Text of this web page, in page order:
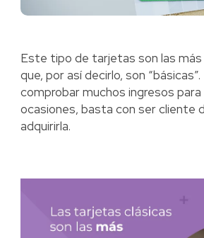
Este tipo de tarjetas son las más
que, por así decirlo, son
comprobar muchos ingresos
ocasiones, basta con ser cliente
adquirirla.